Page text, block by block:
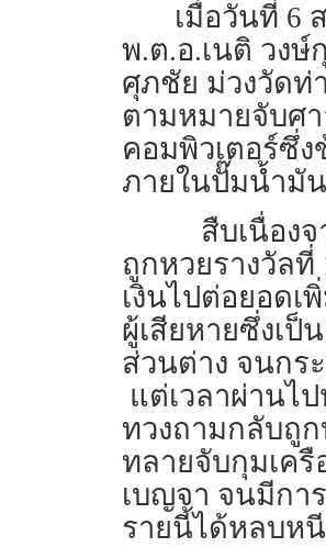
เมื่อวันที่ 6
พ.ต.อ.เนติ วงษ์
ศุภชัย ม่วงวัดท่
ตามหมายจับศ
คอมพิวเตอร์ซึ่
ภายในปั๊มน้ำมั
สืบเนื่อง
ถูกหวยรางวัลที่
เงินไปต่อยอด
ผู้เสียหายซึ่งเป็
ส่วนต่าง จนกร
แต่เวลาผ่านไ
ทวงถามกลับถูก
ทลายจับกุมเค
เบญจา จนมีกา
รายนี้ได้หลบห